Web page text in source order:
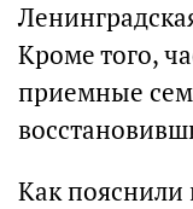
Кроме того,
приемные
Как пояснили